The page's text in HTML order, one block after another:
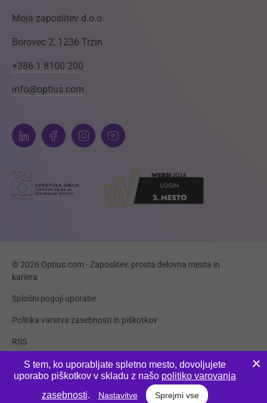
Moja zaposlitev d.o.o.
Borovec 2, 1236 Trzin
+386 1 8100 200
info@optius.com
© 2026 Optius.com - Zaposlitev, prosta delovna mesta in
kariera
Splošni pogoji uporabe
Politika varstva zasebnosti in piškotkov
RSS
Piškotki
S tem, ko uporabljate spletno mesto, dovoljujete
uporabo piškotkov v skladu z našo politiko varovanja
zasebnosti. Nastavitve Sprejmi vse